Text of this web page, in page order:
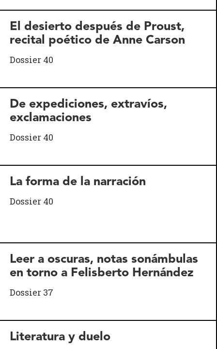
El desierto después de Proust,
recital poético de Anne Carson
Dossier 40
De expediciones, extravíos,
exclamaciones
Dossier 40
La forma de la narración
Dossier 40
Leer a oscuras, notas sonámbulas
en torno a Felisberto Hernández
Dossier 37
Literatura y duelo